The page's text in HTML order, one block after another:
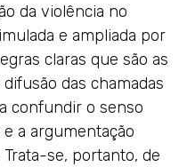
da violência no
e ampliada por
claras que são as
das chamadas
confundir o senso
a argumentação
se, portanto, de